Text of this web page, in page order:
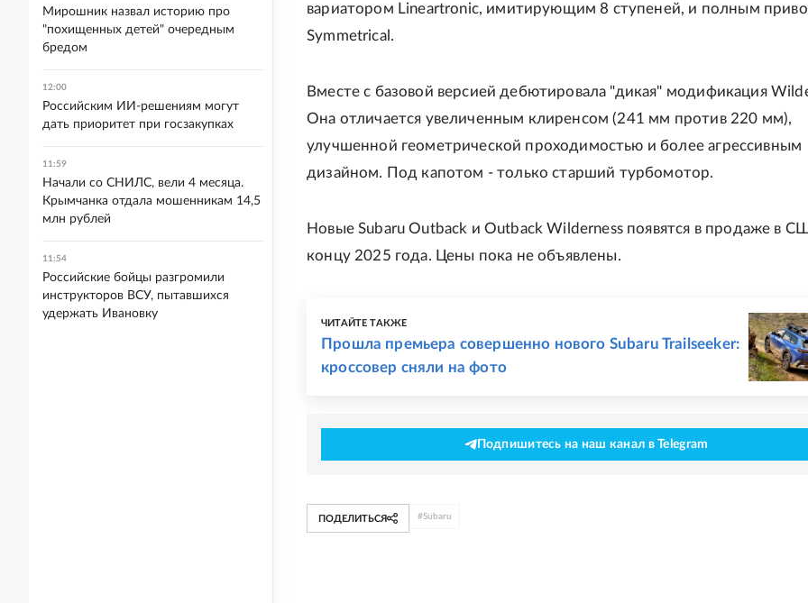
вариатором Lineartronic, имитирующим 8 ступеней, и полным
Symmetrical.
Вместе с базовой версией дебютировала "дикая" модификация
Она отличается увеличенным клиренсом (241 мм против 220 мм),
улучшенной геометрической проходимостью и более агрессивным
дизайном. Под капотом - только старший турбомотор.
Новые Subaru Outback и Outback Wilderness появятся в продаже в
концу 2025 года. Цены пока не объявлены.
ЧИТАЙТЕ ТАКЖЕ
Прошла премьера совершенно нового Subaru Trailseeker:
кроссовер сняли на фото
Подпишитесь на наш канал в Telegram
ПОДЕЛИТЬСЯ #Subaru
Мирошник назвал историю про
"похищенных детей" очередным
бредом
12:00
Российским ИИ-решениям могут
дать приоритет при госзакупках
11:59
Начали со СНИЛС, вели 4 месяца.
Крымчанка отдала мошенникам 14,5
млн рублей
11:54
Российские бойцы разгромили
инструкторов ВСУ, пытавшихся
удержать Ивановку